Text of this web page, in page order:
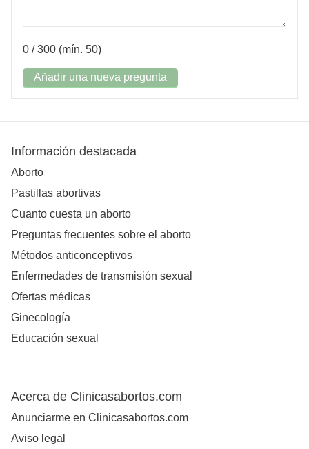
0 / 300 (mín. 50)
Añadir una nueva pregunta
Información destacada
Aborto
Pastillas abortivas
Cuanto cuesta un aborto
Preguntas frecuentes sobre el aborto
Métodos anticonceptivos
Enfermedades de transmisión sexual
Ofertas médicas
Ginecología
Educación sexual
Acerca de Clinicasabortos.com
Anunciarme en Clinicasabortos.com
Aviso legal